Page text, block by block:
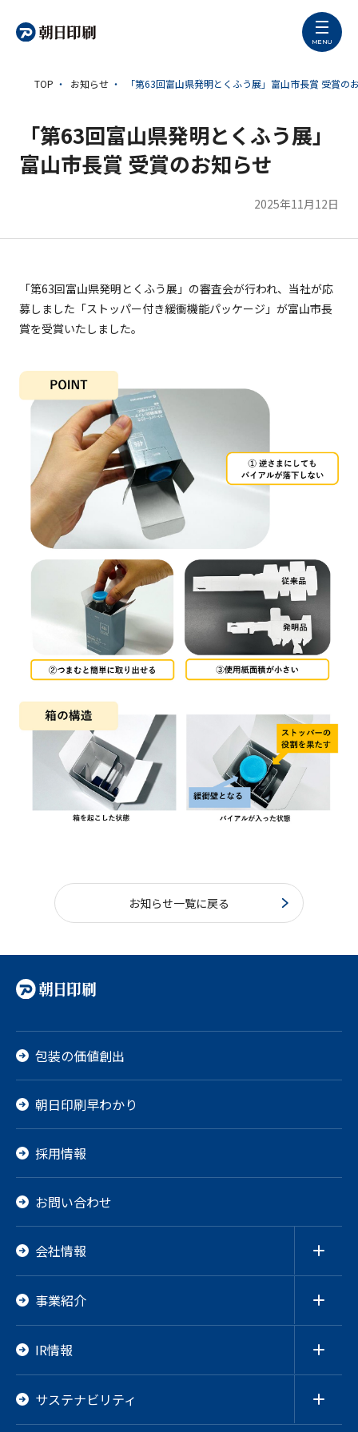
MENU
包装の価値創出
採用情報
お問い合わせ
会社情報
沿革
会社概要
役員一覧
グループ企業
事業紹介
印刷包材事業
包装システム販売事業
人材派遣事業
IR情報
IRニュース
長期ビジョン
中期経営計画
経営情報
IR資料室
財務ハイライト
IRカレンダー
電子公告
サステナビリティ
トップメッセージ
推進体制
環境（Environment）
社会（Social）
ガバナンス（Governance）
当サイトのご利用についてサイトマップ個人情報保護方針
情報セキュリティ方針
COPYRIGHT © 2025 ASAHI PRINTING CO., LTD.
ALL RIGHTS RESERVED.
TOP お知らせ 「第63回富山県発明とくふう展」富山市長賞 受賞の
「第63回富山県発明とくふう展」
富山市長賞 受賞のお知らせ
2025年11月12日
「第63回富山県発明とくふう展」の審査会が行われ、当社が応
募しました「ストッパー付き緩衝機能パッケージ」が富山市長
賞を受賞いたしました。
お知らせ一覧に戻る
包装の価値創出
朝日印刷早わかり
採用情報
お問い合わせ
会社情報
沿革
グループ企業
事業紹介
人材派遣事業
IR情報
中期経営計画
サステナビリティ